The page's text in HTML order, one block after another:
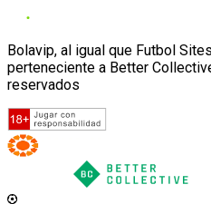
Bolavip, al igual que Futbol
perteneciente a Better
reservados